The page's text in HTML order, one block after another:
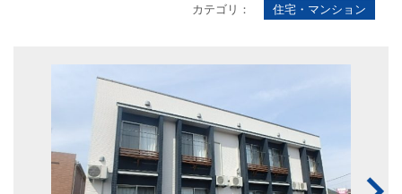
カテゴリ： 住宅・マンション